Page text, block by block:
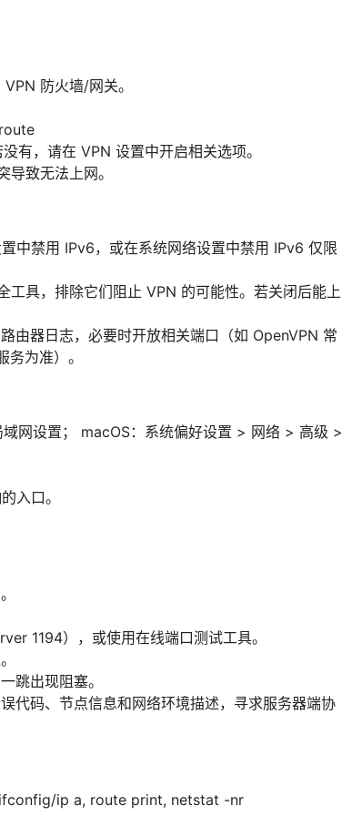
防火墙/网关。
有，请在 VPN 设置中开启相关选项。
致无法上网。
中禁用 IPv6，或在系统网络设置中禁用 IPv6 仅限
工具，排除它们阻止 VPN 的可能性。若关闭后能上
由器日志，必要时开放相关端口（如 OpenVPN 常
为准）。
网设置； macOS：系统偏好设置 > 网络 > 高级 >
入口。
1194），或使用在线端口测试工具。
跳出现阻塞。
代码、节点信息和网络环境描述，寻求服务器端协
ip a, route print, netstat -nr